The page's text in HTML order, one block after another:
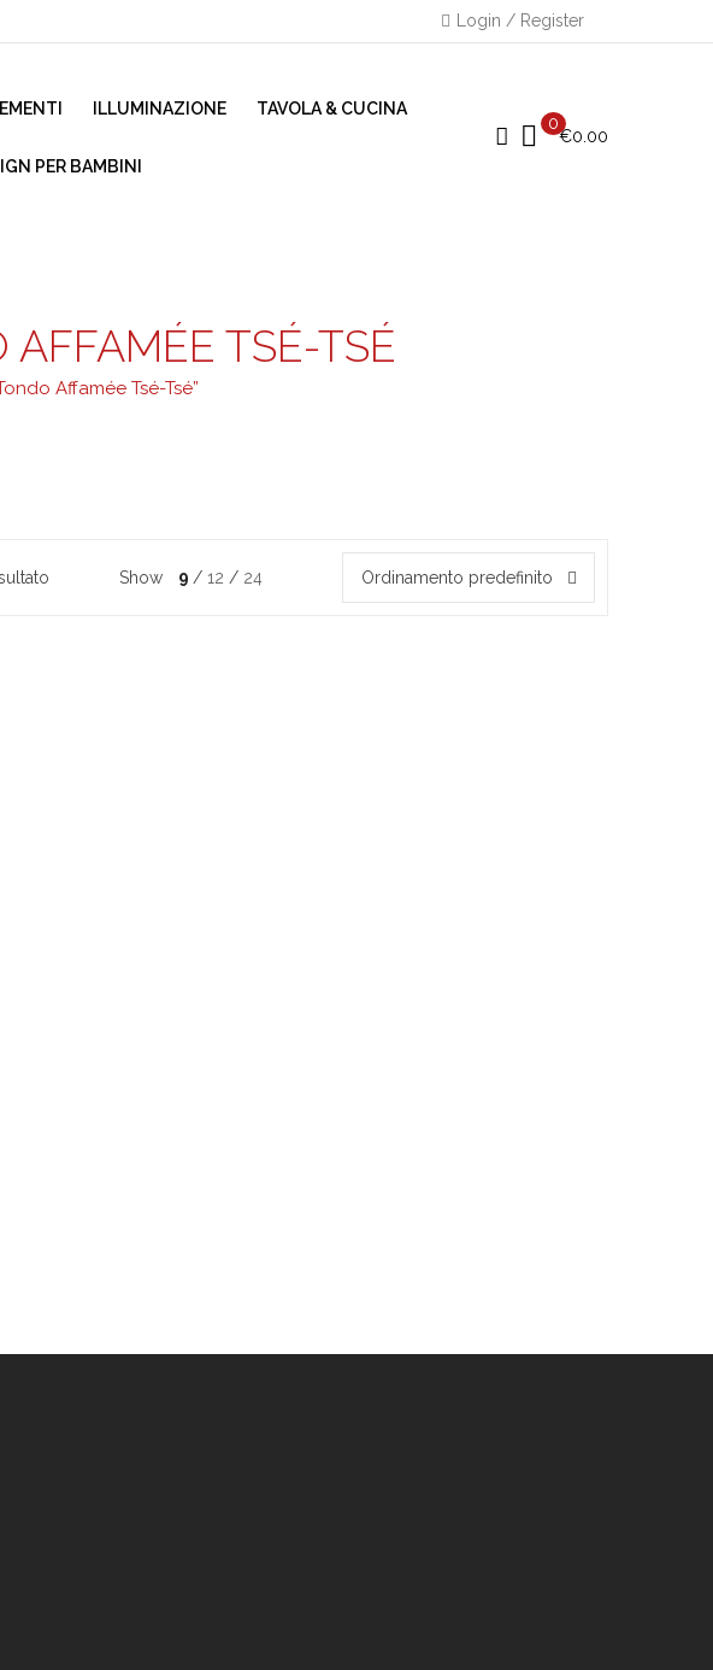
Login / Register
ILLUMINAZIONE TAVOLA & CUCINA
PER BAMBINI
0
€0.00
TSÉ-TSÉ
Affamée Tsé-Tsé”
Show 9 12 24 Ordinamento predefinito